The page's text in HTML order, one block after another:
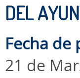
DEL
Fecha de
21 de